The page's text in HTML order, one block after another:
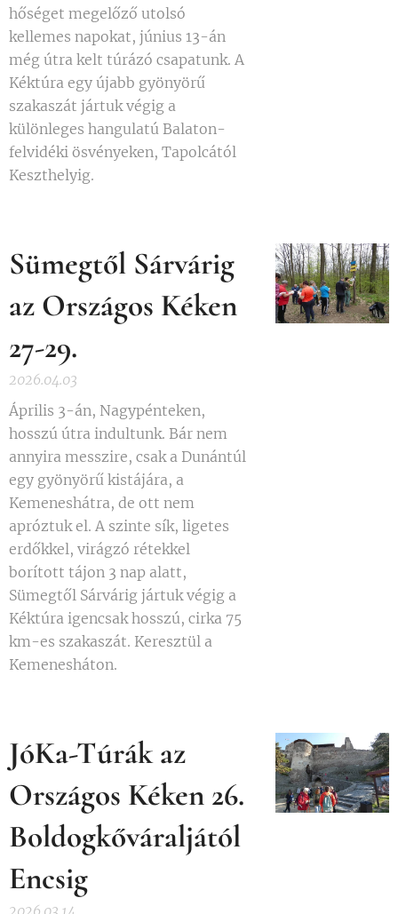
hőséget megelőző utolsó
kellemes napokat, június 13-án
még útra kelt túrázó csapatunk. A
Kéktúra egy újabb gyönyörű
szakaszát jártuk végig a
különleges hangulatú Balaton-
felvidéki ösvényeken, Tapolcától
Keszthelyig.
Sümegtől Sárvárig
az Országos Kéken
27-29.
2026.04.03
Április 3-án, Nagypénteken,
hosszú útra indultunk. Bár nem
annyira messzire, csak a Dunántúl
egy gyönyörű kistájára, a
Kemeneshátra, de ott nem
apróztuk el. A szinte sík, ligetes
erdőkkel, virágzó rétekkel
borított tájon 3 nap alatt,
Sümegtől Sárvárig jártuk végig a
Kéktúra igencsak hosszú, cirka 75
km-es szakaszát. Keresztül a
Kemenesháton.
JóKa-Túrák az
Országos Kéken 26.
Boldogkőváraljától
Encsig